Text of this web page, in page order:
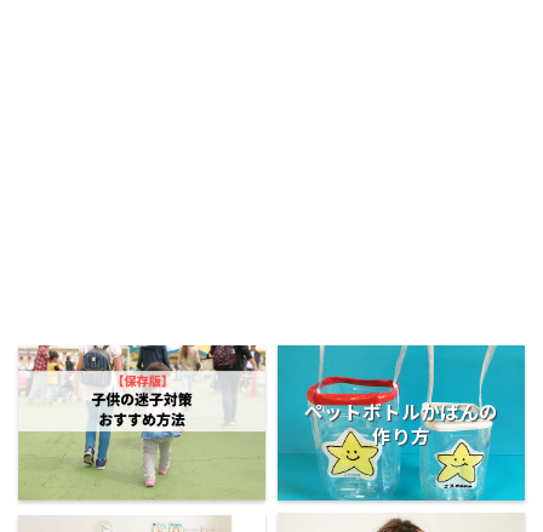
ペットボトルかばんの
作り方